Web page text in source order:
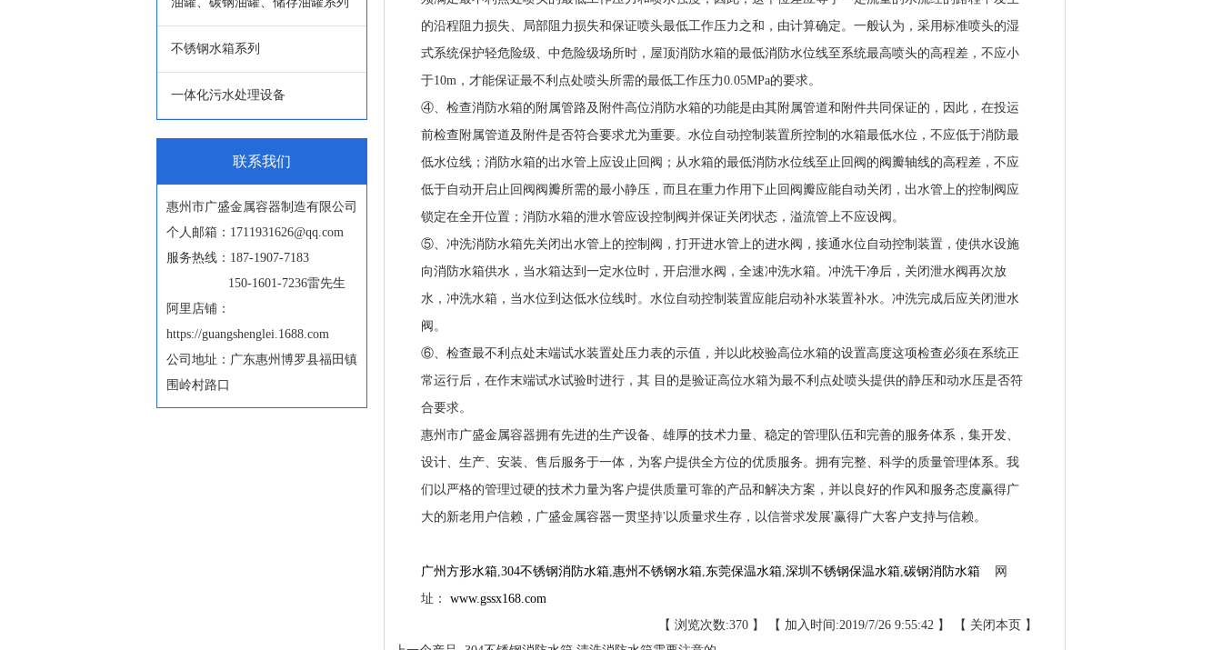
1 2 3
不锈钢水箱系列
一体化污水处理设备
联系我们
惠州市广盛金属容器制造有限公司
个人邮箱：1711931626@qq.com
服务热线：187-1907-7183
150-1601-7236雷先生
阿里店铺：
https://guangshenglei.1688.com
公司地址：广东惠州博罗县福田镇
围岭村路口
的沿程阻力损失、局部阻力损失和保证喷头最低工作压力之和，由计算确定。一般认为，采用标准喷头的湿
式系统保护轻危险级、中危险级场所时，屋顶消防水箱的最低消防水位线至系统最高喷头的高程差，不应小
于10m，才能保证最不利点处喷头所需的最低工作压力0.05MPa的要求。
④、检查消防水箱的附属管路及附件高位消防水箱的功能是由其附属管道和附件共同保证的，因此，在投运
前检查附属管道及附件是否符合要求尤为重要。水位自动控制装置所控制的水箱最低水位，不应低于消防最
低水位线；消防水箱的出水管上应设止回阀；从水箱的最低消防水位线至止回阀的阀瓣轴线的高程差，不应
低于自动开启止回阀阀瓣所需的最小静压，而且在重力作用下止回阀瓣应能自动关闭，出水管上的控制阀应
锁定在全开位置；消防水箱的泄水管应设控制阀并保证关闭状态，溢流管上不应设阀。
⑤、冲洗消防水箱先关闭出水管上的控制阀，打开进水管上的进水阀，接通水位自动控制装置，使供水设施
向消防水箱供水，当水箱达到一定水位时，开启泄水阀，全速冲洗水箱。冲洗干净后，关闭泄水阀再次放
水，冲洗水箱，当水位到达低水位线时。水位自动控制装置应能启动补水装置补水。冲洗完成后应关闭泄水
阀。
⑥、检查最不利点处末端试水装置处压力表的示值，并以此校验高位水箱的设置高度这项检查必须在系统正
常运行后，在作末端试水试验时进行，其 目的是验证高位水箱为最不利点处喷头提供的静压和动水压是否符
合要求。
惠州市广盛金属容器拥有先进的生产设备、雄厚的技术力量、稳定的管理队伍和完善的服务体系，集开发、
设计、生产、安装、售后服务于一体，为客户提供全方位的优质服务。拥有完整、科学的质量管理体系。我
们以严格的管理过硬的技术力量为客户提供质量可靠的产品和解决方案，并以良好的作风和服务态度赢得广
大的新老用户信赖，广盛金属容器一贯坚持'以质量求生存，以信誉求发展'赢得广大客户支持与信赖。
广州方形水箱,304不锈钢消防水箱,惠州不锈钢水箱,东莞保温水箱,深圳不锈钢保温水箱,碳钢消防水箱
网
址： www.gssx168.com
【 浏览次数:370 】 【 加入时间:2019/7/26 9:55:42 】 【 关闭本页 】